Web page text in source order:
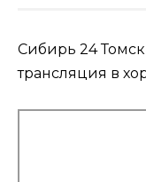
Сибирь 24
трансляция в